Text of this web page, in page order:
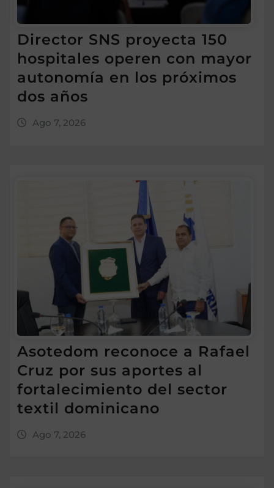
Director SNS proyecta 150
hospitales operen con mayor
autonomía en los próximos
dos años
Ago 7, 2026
Asotedom reconoce a Rafael
Cruz por sus aportes al
fortalecimiento del sector
textil dominicano
Ago 7, 2026